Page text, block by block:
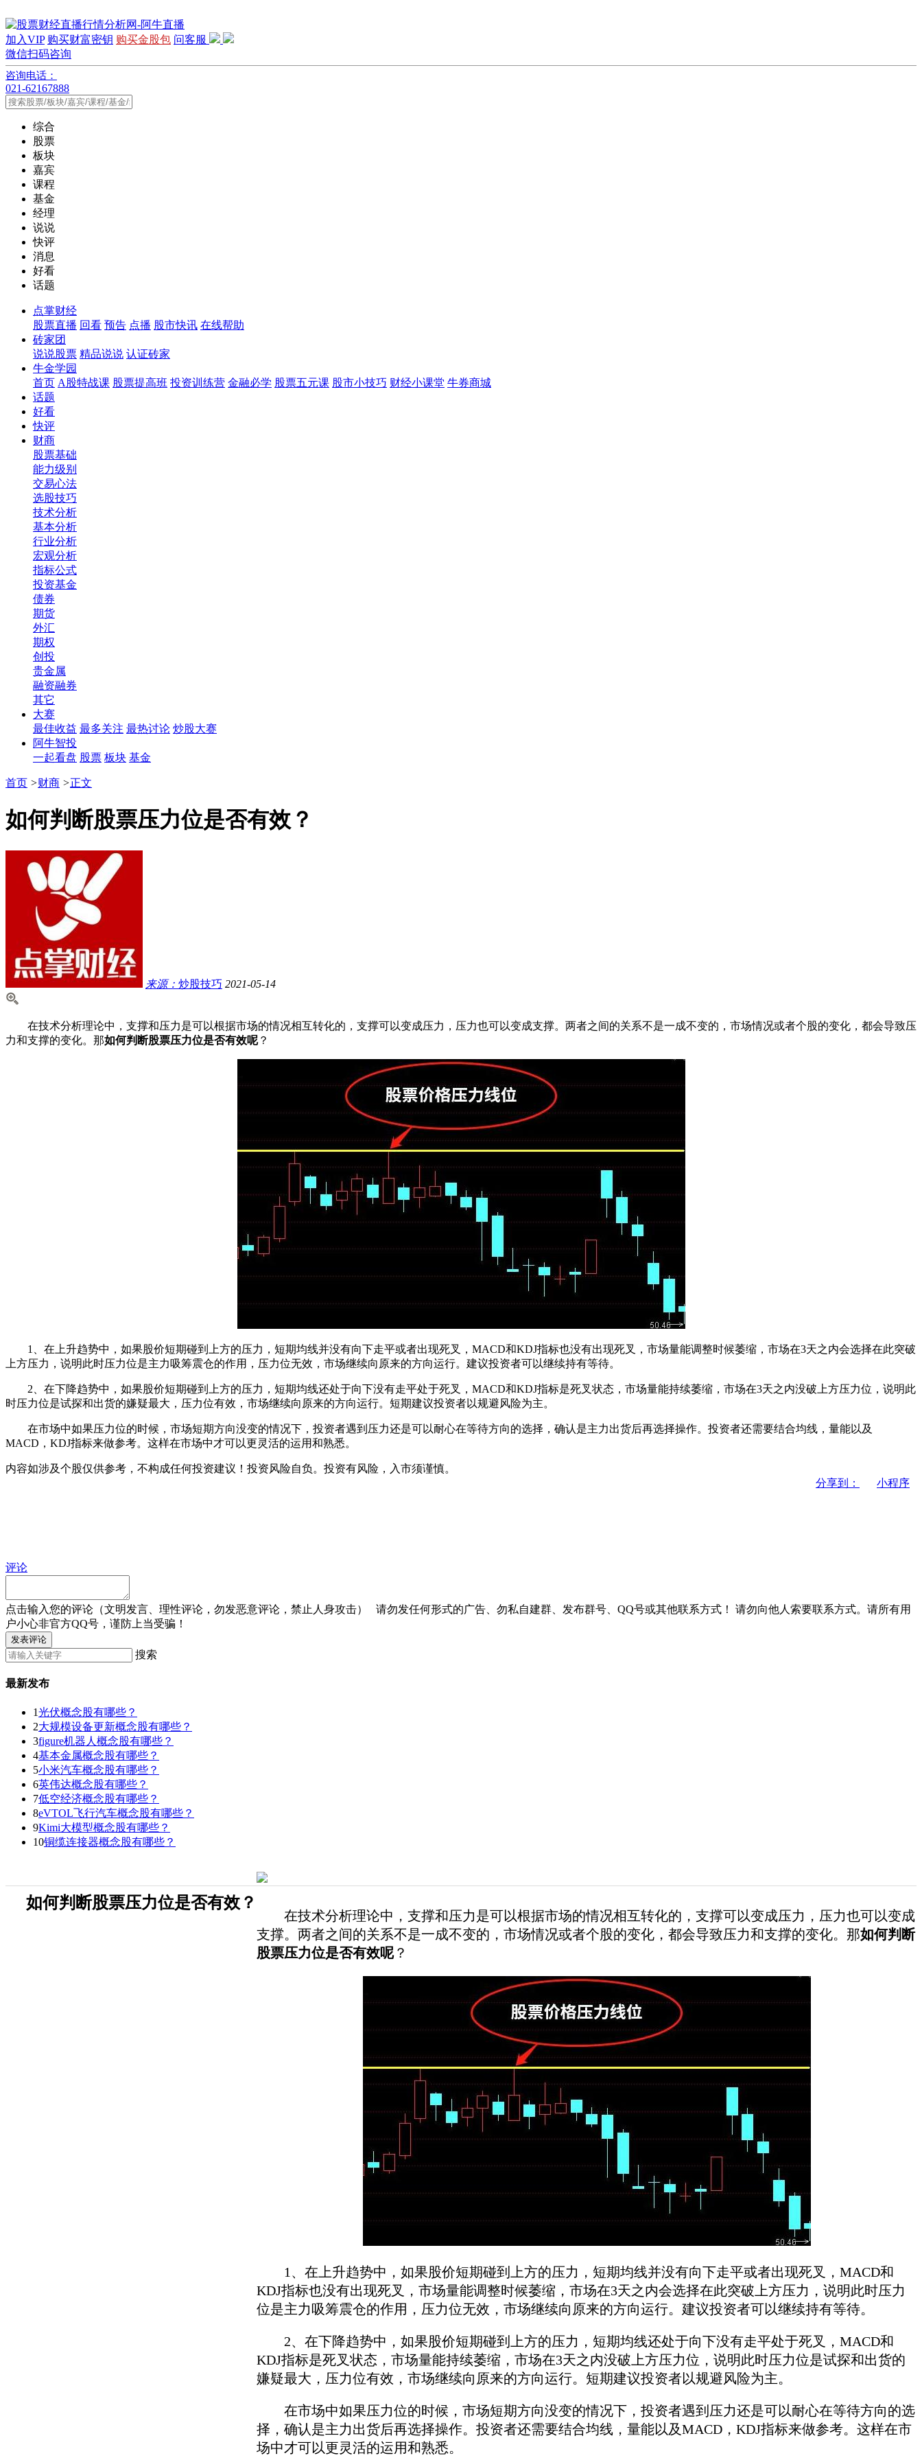
加入VIP 购买财富密钥 购买金股包 问客服
微信扫码咨询
咨询电话：
021-62167888
综合
股票
板块
嘉宾
课程
基金
经理
说说
快评
消息
好看
话题
点掌财经
股票直播 回看 预告 点播 股市快讯 在线帮助
砖家团
说说股票 精品说说 认证砖家
牛金学园
首页 A股特战课 股票提高班 投资训练营 金融必学 股票五元课 股市小技巧 财经小课堂 牛券商城
话题
好看
快评
财商
股票基础
能力级别
交易心法
选股技巧
技术分析
基本分析
行业分析
宏观分析
指标公式
投资基金
债券
期货
外汇
期权
创投
贵金属
融资融券
其它
大赛
最佳收益 最多关注 最热讨论 炒股大赛
阿牛智投
一起看盘 股票 板块 基金
首页 >财商 >正文
如何判断股票压力位是否有效？
来源： 炒股技巧 2021-05-14
在技术分析理论中，支撑和压力是可以根据市场的情况相互转化的，支撑可以变成压力，压力也可以变成支撑。两者之间的关系不是一成不变的，市场情况或者个股的变化，都会导致压
力和支撑的变化。那如何判断股票压力位是否有效呢？
1、在上升趋势中，如果股价短期碰到上方的压力，短期均线并没有向下走平或者出现死叉，MACD和KDJ指标也没有出现死叉，市场量能调整时候萎缩，市场在3天之内会选择在此突破
上方压力，说明此时压力位是主力吸筹震仓的作用，压力位无效，市场继续向原来的方向运行。建议投资者可以继续持有等待。
2、在下降趋势中，如果股价短期碰到上方的压力，短期均线还处于向下没有走平处于死叉，MACD和KDJ指标是死叉状态，市场量能持续萎缩，市场在3天之内没破上方压力位，说明此
时压力位是试探和出货的嫌疑最大，压力位有效，市场继续向原来的方向运行。短期建议投资者以规避风险为主。
在市场中如果压力位的时候，市场短期方向没变的情况下，投资者遇到压力还是可以耐心在等待方向的选择，确认是主力出货后再选择操作。投资者还需要结合均线，量能以及
MACD，KDJ指标来做参考。这样在市场中才可以更灵活的运用和熟悉。
内容如涉及个股仅供参考，不构成任何投资建议！投资风险自负。投资有风险，入市须谨慎。
分享到：
小程序
评论
点击输入您的评论（文明发言、理性评论，勿发恶意评论，禁止人身攻击） 请勿发任何形式的广告、勿私自建群、发布群号、QQ号或其他联系方式！
请勿向他人索要联系方式。请所有用
户小心非官方QQ号，谨防上当受骗！
发表评论
搜索
最新发布
1光伏概念股有哪些？
2大规模设备更新概念股有哪些？
3figure机器人概念股有哪些？
4基本金属概念股有哪些？
5小米汽车概念股有哪些？
6英伟达概念股有哪些？
7低空经济概念股有哪些？
8eVTOL飞行汽车概念股有哪些？
9Kimi大模型概念股有哪些？
10铜缆连接器概念股有哪些？
如何判断股票压力位是否有效？
在技术分析理论中，支撑和压力是可以根据市场的情况相互转化的，支撑可以变成压力，压力也可以变成
支撑。两者之间的关系不是一成不变的，市场情况或者个股的变化，都会导致压力和支撑的变化。那如何判断
股票压力位是否有效呢？
1、在上升趋势中，如果股价短期碰到上方的压力，短期均线并没有向下走平或者出现死叉，MACD和
KDJ指标也没有出现死叉，市场量能调整时候萎缩，市场在3天之内会选择在此突破上方压力，说明此时压力
位是主力吸筹震仓的作用，压力位无效，市场继续向原来的方向运行。建议投资者可以继续持有等待。
2、在下降趋势中，如果股价短期碰到上方的压力，短期均线还处于向下没有走平处于死叉，MACD和
KDJ指标是死叉状态，市场量能持续萎缩，市场在3天之内没破上方压力位，说明此时压力位是试探和出货的
嫌疑最大，压力位有效，市场继续向原来的方向运行。短期建议投资者以规避风险为主。
在市场中如果压力位的时候，市场短期方向没变的情况下，投资者遇到压力还是可以耐心在等待方向的选
择，确认是主力出货后再选择操作。投资者还需要结合均线，量能以及MACD，KDJ指标来做参考。这样在市
场中才可以更灵活的运用和熟悉。